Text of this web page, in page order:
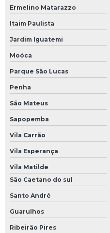
Ermelino Matarazzo
Itaim Paulista
Jardim Iguatemi
Moóca
Parque São Lucas
Penha
São Mateus
Sapopemba
Vila Carrão
Vila Esperança
Vila Matilde
São Caetano do sul
Santo André
Guarulhos
Ribeirão Pires